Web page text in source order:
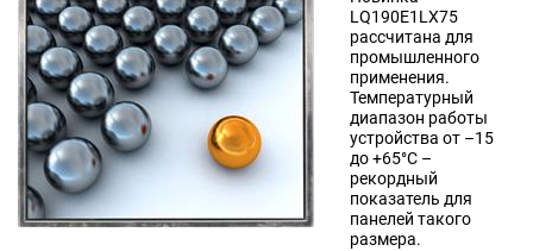
LQ190E1LX75
рассчитана для
промышленного
применения.
Температурный
диапазон работы
устройства от –15
до +65°С –
рекордный
показатель для
панелей такого
размера.